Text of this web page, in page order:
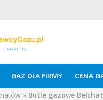
GAZ DLA FIRMY CENA
» Butle gazowe